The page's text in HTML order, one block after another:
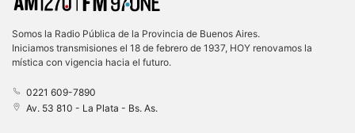
Somos la Radio Pública de la Provincia de Buenos Aires.
Iniciamos transmisiones el 18 de febrero de 1937, HOY renovamos la
mística con vigencia hacia el futuro.
0221 609-7890
Av. 53 810 - La Plata - Bs. As.